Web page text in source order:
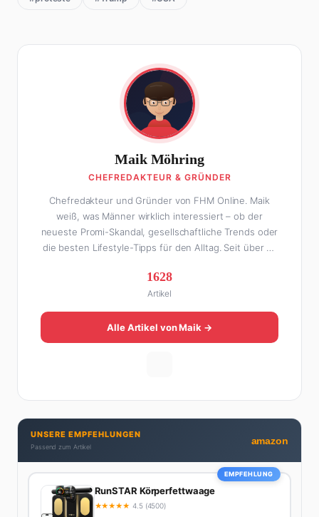
Maik Möhring
CHEFREDAKTEUR & GRÜNDER
Chefredakteur und Gründer von FHM Online. Maik
weiß, was Männer wirklich interessiert – ob der
neueste Promi-Skandal, gesellschaftliche Trends oder
die besten Lifestyle-Tipps für den Alltag. Seit über 10
Online zu einer der führenden Männer-Lifestyle-
Plattformen im deutschsprachigen Raum aufgebaut.
Sein Weg dahin war alles andere als geradlinig: Die
eine Hälfte seines Lebens stand er in der
Gastronomie – mit allem, was dazugehört. Die andere
dran. Wenn Maik nicht gerade den heißesten Tratsch
aus der Promi-Welt aufspürt oder die besten
Lifestyle-Empfehlungen zusammenstellt, findet man
ihn beim Wandern in den Schweizer Alpen, am Grill
mit Freunden oder auf der Suche nach dem
perfekten Espresso. Sein Motto: Lieber einmal richtig
1628
Artikel
Alle Artikel von Maik →
UNSERE EMPFEHLUNGEN
Passend zum Artikel
amazon
EMPFEHLUNG
RunSTAR Körperfettwaage
★★★★★ 4.5 (4500)